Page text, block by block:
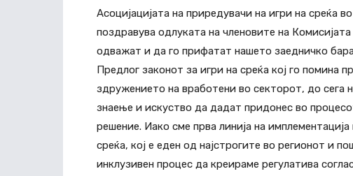
Асоцијацијата на приредувачи на игри на среќа
поздравува одлуката на членовите на
одважат и да го прифатат нашето заедничко
Предлог законот за игри на среќа кој го помина
здружението на вработени во секторот, до сега
знаење и искуство да дадат придонес во
решение. Иако сме прва линија на
среќа, кој е еден од најстрогите во регионот и
инклузивен процес да креираме регулатива